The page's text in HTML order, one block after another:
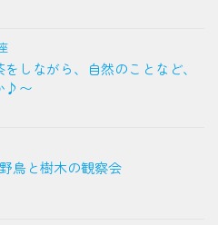
しながら、自然のことなど、
♪〜
鳥と樹木の観察会